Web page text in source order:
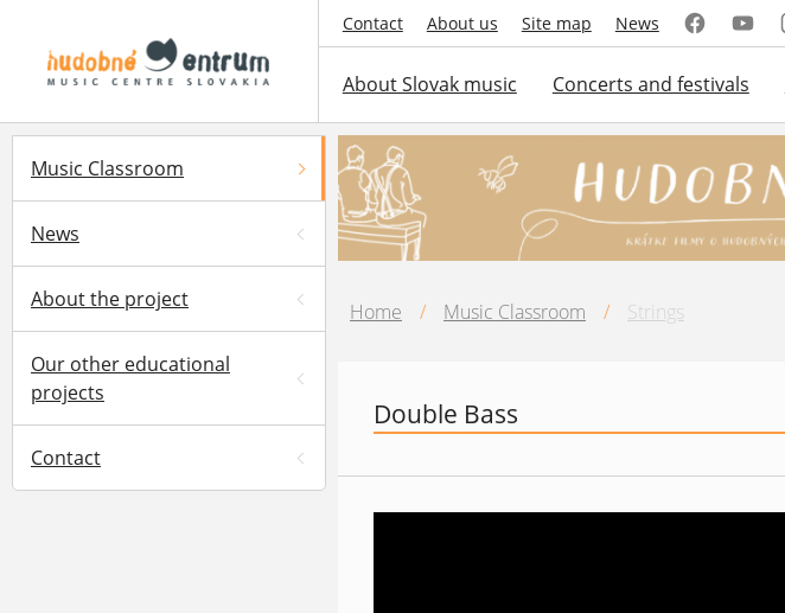
Contact About us Site map News
About Slovak music Concerts and festivals
Music Classroom
News
About the project
Our other educational
projects
Contact
Home / Music Classroom / Strings
Double Bass